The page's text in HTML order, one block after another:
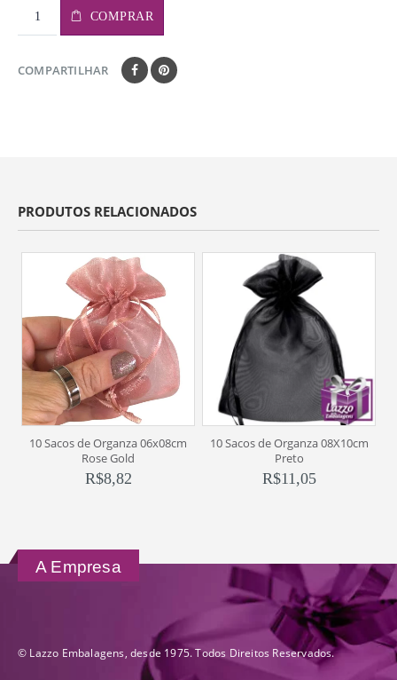
COMPRAR
COMPARTILHAR
PRODUTOS RELACIONADOS
10 Sacos de Organza 06x08cm
Rose Gold
R$8,82
10 Sacos de Organza 08X10cm
Preto
R$11,05
A Empresa
© Lazzo Embalagens, desde 1975. Todos Direitos Reservados.